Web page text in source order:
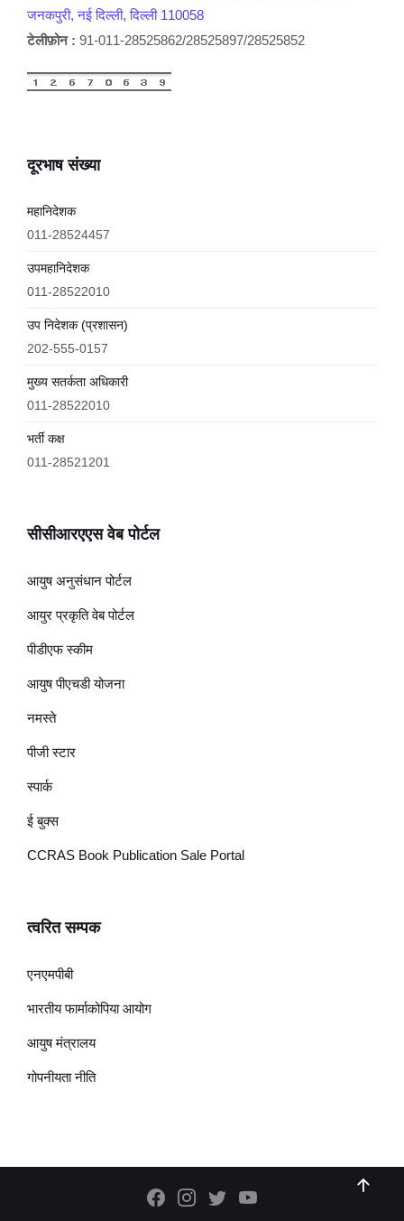
जनकपुरी, नई दिल्ली, दिल्ली 110058
टेलीफ़ोन : 91-011-28525862/28525897/28525852
दूरभाष संख्या
महानिदेशक
011-28524457
उपमहानिदेशक
011-28522010
उप निदेशक (प्रशासन)
202-555-0157
मुख्य सतर्कता अधिकारी
011-28522010
भर्ती कक्ष
011-28521201
सीसीआरएएस वेब पोर्टल
आयुष अनुसंधान पोर्टल
आयुर प्रकृति वेब पोर्टल
पीडीएफ स्कीम
आयुष पीएचडी योजना
नमस्ते
पीजी स्टार
स्पार्क
ई बुक्स
CCRAS Book Publication Sale Portal
त्वरित सम्पक
एनएमपीबी
भारतीय फार्माकोपिया आयोग
आयुष मंत्रालय
गोपनीयता नीति